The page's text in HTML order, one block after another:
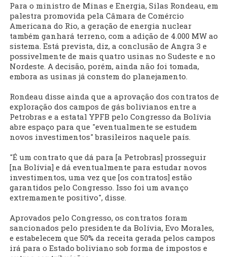
Para o ministro de Minas e Energia, Silas Rondeau, em
palestra promovida pela Câmara de Comércio
Americana do Rio, a geração de energia nuclear
também ganhará terreno, com a adição de 4.000 MW ao
sistema. Está prevista, diz, a conclusão de Angra 3 e
possivelmente de mais quatro usinas no Sudeste e no
Nordeste. A decisão, porém, ainda não foi tomada,
embora as usinas já constem do planejamento.
Rondeau disse ainda que a aprovação dos contratos de
exploração dos campos de gás bolivianos entre a
Petrobras e a estatal YPFB pelo Congresso da Bolívia
abre espaço para que "eventualmente se estudem
novos investimentos" brasileiros naquele país.
"É um contrato que dá para [a Petrobras] prosseguir
[na Bolívia] e dá eventualmente para estudar novos
investimentos, uma vez que [os contratos] estão
garantidos pelo Congresso. Isso foi um avanço
extremamente positivo", disse.
Aprovados pelo Congresso, os contratos foram
sancionados pelo presidente da Bolívia, Evo Morales,
e estabelecem que 50% da receita gerada pelos campos
irá para o Estado boliviano sob forma de impostos e